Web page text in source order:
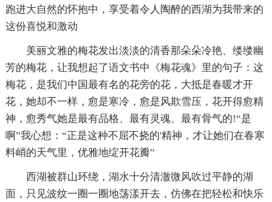
跑进大自然的怀抱中，享受着令人陶醉的西湖为我带来的
这份喜悦和激动
美丽文雅的梅花发出淡淡的清香那朵朵冷艳、缕缕幽
芳的梅花，让我想起了语文书中《梅花魂》里的句子：这
梅花，是我们中国最有名的花旁的花，大抵是春暖才开
花，她却不一样，愈是寒冷，愈是风欺雪压，花开得愈精
神，愈秀气她是最有品格、最有灵魂、最有骨气的!“是
啊”我心想：“正是这种不屈不挠的'精神，才让她们在春寒
料峭的天气里，优雅地绽开花瓣”
西湖被群山环绕，湖水十分清澈微风吹过平静的湖
面，只见波纹一圈一圈地荡漾开去，仿佛在把轻松和快乐